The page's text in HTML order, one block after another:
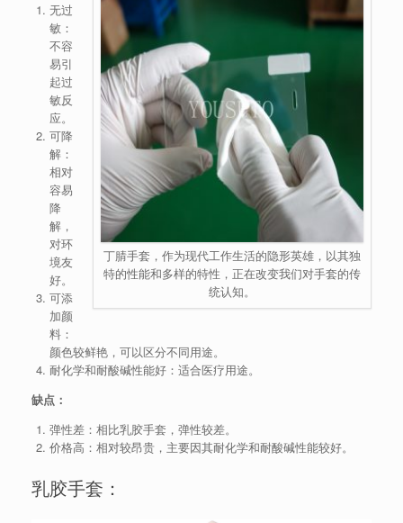
丁腈手套，作为现代工作生活的隐形英雄，以其独
特的性能和多样的特性，正在改变我们对手套的传
统认知。
无过
敏：
不容
易引
起过
敏反
应。
可降
解：
相对
容易
降
解，
对环
境友
好。
可添
加颜
料：
颜色较鲜艳，可以区分不同用途。
耐化学和耐酸碱性能好：适合医疗用途。
缺点：
弹性差：相比乳胶手套，弹性较差。
价格高：相对较昂贵，主要因其耐化学和耐酸碱性能较好。
乳胶手套：